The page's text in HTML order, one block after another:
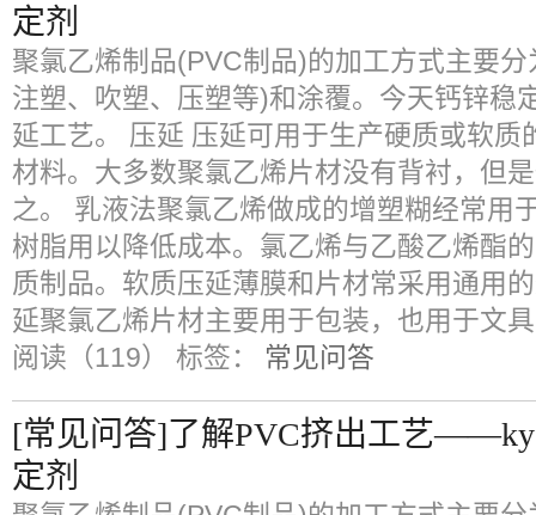
定剂
聚氯乙烯制品(PVC制品)的加工方式主要
注塑、吹塑、压塑等)和涂覆。今天钙锌稳
延工艺。 压延 压延可用于生产硬质或软质
材料。大多数聚氯乙烯片材没有背衬，但
之。 乳液法聚氯乙烯做成的增塑糊经常用
树脂用以降低成本。氯乙烯与乙酸乙烯酯
质制品。软质压延薄膜和片材常采用通用
延聚氯乙烯片材主要用于包装，也用于文
阅读（119） 标签： 常见问答
[常见问答]了解PVC挤出工艺
定剂